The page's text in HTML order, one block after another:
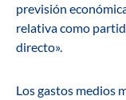
previsión
relativa como
directo».
Los gastos medios